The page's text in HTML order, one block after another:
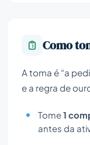
Como
A toma é “a
e a regra de
Tome1
antes da